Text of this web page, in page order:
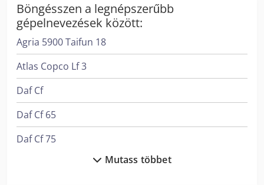
Böngésszen a legnépszerűbb
gépelnevezések között:
Agria 5900 Taifun 18
Atlas Copco Lf 3
Daf Cf
Daf Cf 65
Daf Cf 75
Mutass többet